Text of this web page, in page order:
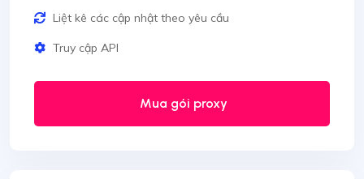
Liệt kê các cập nhật theo yêu cầu
Truy cập API
Mua gói proxy